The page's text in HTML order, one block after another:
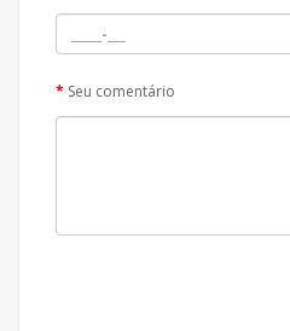
Seu comentário